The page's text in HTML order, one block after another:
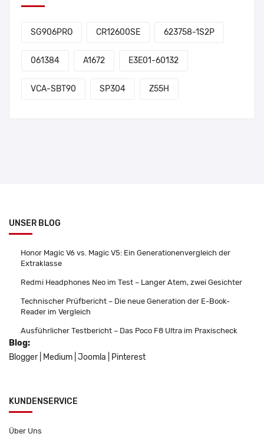
SG906PRO CR12600SE 623758-1S2P
061384 A1672 E3E01-60132
VCA-SBT90 SP304 Z55H
UNSER BLOG
Honor Magic V6 vs. Magic V5: Ein Generationenvergleich der
Extraklasse
Redmi Headphones Neo im Test – Langer Atem, zwei Gesichter
Technischer Prüfbericht – Die neue Generation der E-Book-
Reader im Vergleich
Ausführlicher Testbericht – Das Poco F8 Ultra im Praxischeck
Blog:
Blogger
Medium Joomla Pinterest
KUNDENSERVICE
Über Uns